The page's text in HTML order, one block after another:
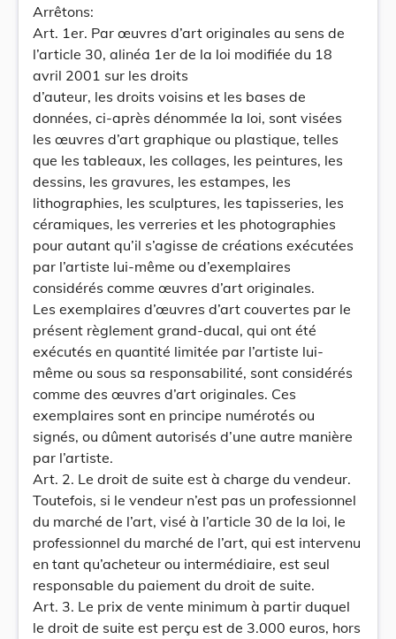
Arrêtons:
Art. 1er. Par œuvres d’art originales au sens de
l’article 30, alinéa 1er de la loi modifiée du 18
avril 2001 sur les droits
d’auteur, les droits voisins et les bases de
données, ci-après dénommée la loi, sont visées
les œuvres d’art graphique ou plastique, telles
que les tableaux, les collages, les peintures, les
dessins, les gravures, les estampes, les
lithographies, les sculptures, les tapisseries, les
céramiques, les verreries et les photographies
pour autant qu’il s’agisse de créations exécutées
par l’artiste lui-même ou d’exemplaires
considérés comme œuvres d’art originales.
Les exemplaires d’œuvres d’art couvertes par le
présent règlement grand-ducal, qui ont été
exécutés en quantité limitée par l’artiste lui-
même ou sous sa responsabilité, sont considérés
comme des œuvres d’art originales. Ces
exemplaires sont en principe numérotés ou
signés, ou dûment autorisés d’une autre manière
par l’artiste.
Art. 2. Le droit de suite est à charge du vendeur.
Toutefois, si le vendeur n’est pas un professionnel
du marché de l’art, visé à l’article 30 de la loi, le
professionnel du marché de l’art, qui est intervenu
en tant qu’acheteur ou intermédiaire, est seul
responsable du paiement du droit de suite.
Art. 3. Le prix de vente minimum à partir duquel
le droit de suite est perçu est de 3.000 euros, hors